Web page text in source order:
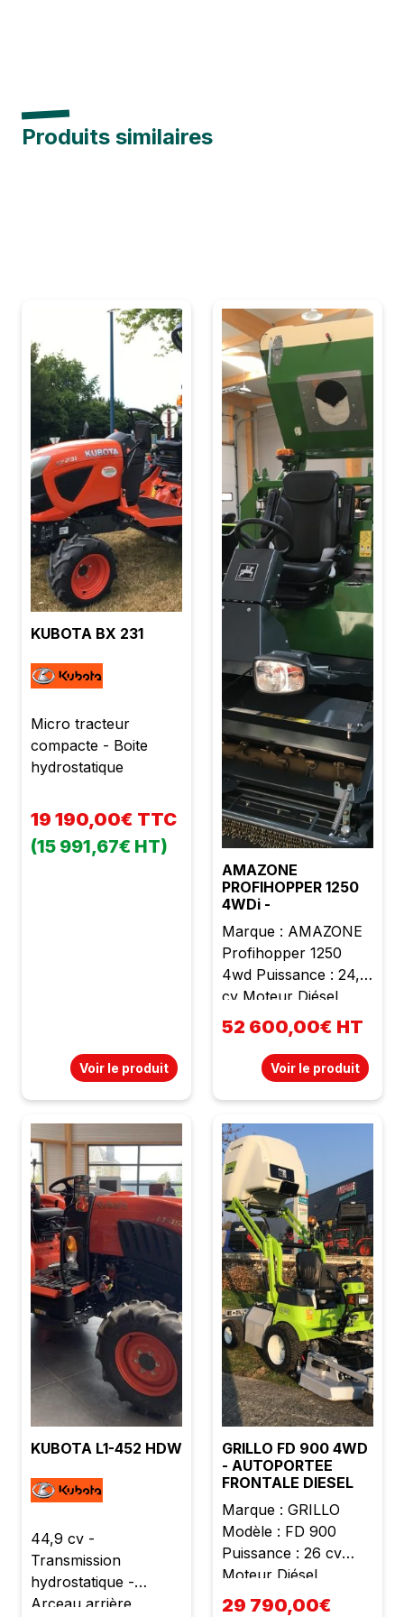
Produits similaires
KUBOTA BX 231
Micro tracteur
compacte - Boite
hydrostatique
19 190,00€ TTC
(15 991,67€ HT)
Voir le produit
AMAZONE
PROFIHOPPER 1250
4WDi -
Marque : AMAZONE
Profihopper 1250
4wd Puissance : 24,5
cv Moteur Diésel
Lombardini 3
cylindres Cylindrée :
1028 cc Poids : 1600
kg Largeur de travail :
1m25 Rotor SmartCut
avec 72 lames
ventilées affutées -
Réglages central
progressif de la
hauteur de travail
Rouleau de jauge
arrière Relevage
hydraulique de l'unité
de tonte Déflecteur
mulch Système
ramassage : Vis sans
fin transversale et
longitudinale avec
sécurité de surcharge
Bac arrière 730 litres
compactés Vidange
hydraulique en
hauteur jusqu'à 2m10
Entrainement
hydrostatique Kit
homologation route 4
roues motrices État
neuf Garantie 2 ans
52 600,00€ HT
Voir le produit
KUBOTA L1-452 HDW
44,9 cv -
Transmission
hydrostatique -
Arceau arrière
GRILLO FD 900 4WD
- AUTOPORTEE
FRONTALE DIESEL
Marque : GRILLO
Modèle : FD 900
Puissance : 26 cv
Moteur Diésel
Yanmar 3 cylindres
29 790,00€